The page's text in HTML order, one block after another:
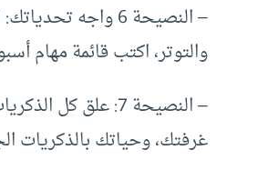
– النصيحة 6 واجه
والتوتر، اكتب قائمة مهام
– النصيحة 7: علق
غرفتك، وحياتك بالذكريات